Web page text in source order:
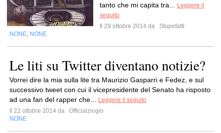
tanto che mi capita tra...
Leggere il
seguito
Il 29 ottobre 2014 da
Stupefatti
NONE NONE
Le liti su Twitter diventano notizie?
Vorrei dire la mia sulla lite tra Maurizio Gasparri e Fedez, e sul
successivo tweet con cui il vicepresidente del Senato ha risposto
ad una fan del rapper che...
Leggere il seguito
Il 22 ottobre 2014 da
Officialziogio
NONE